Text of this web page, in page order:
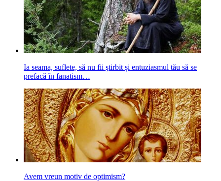
Ia seama, suflete, să nu fii ştirbit și entuziasmul tău să se
prefacă în fanatism…
Avem vreun motiv de optimism?